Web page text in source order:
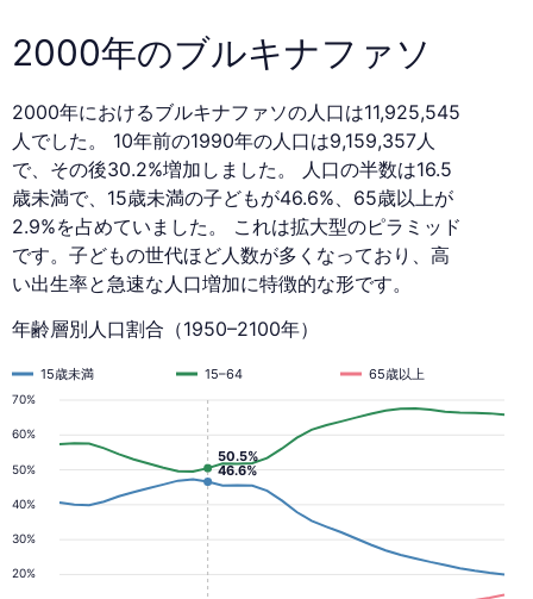
2000
年
2000年のブルキナファソ
2000年におけるブルキナファソの人口は11,925,545
人でした。 10年前の1990年の人口は9,159,357人
で、その後30.2%増加しました。 人口の半数は16.5
歳未満で、15歳未満の子どもが46.6%、65歳以上が
2.9%を占めていました。 これは拡大型のピラミッド
です。子どもの世代ほど人数が多くなっており、高
い出生率と急速な人口増加に特徴的な形です。
年齢層別人口割合（1950–2100年）
20%
30%
40%
50%
60%
70%
15歳未満 15–64 65歳以上
46.6%
50.5%